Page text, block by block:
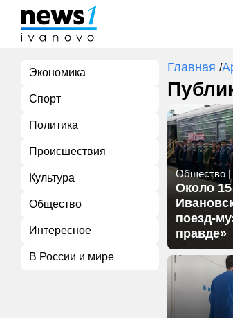
Экономика
Спорт
Политика
Происшествия
Культура
Общество
Интересное
В России и мире
Главная /
Общество |
Около
поезд-
правде»